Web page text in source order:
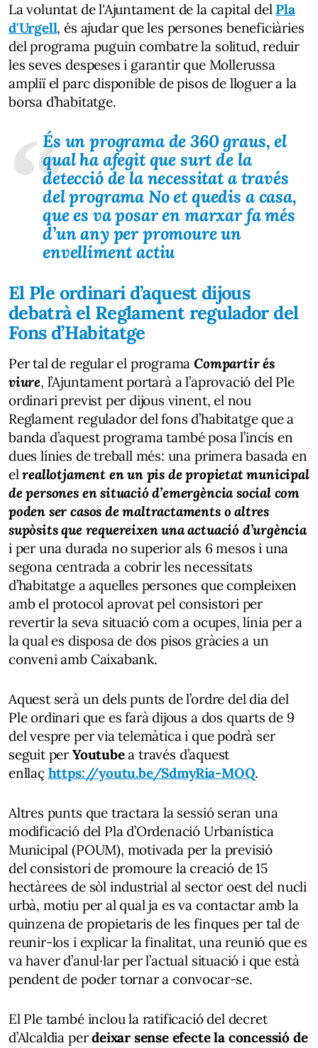
La voluntat de l'Ajuntament de la capital del Pla
d'Urgell, és ajudar que les persones beneficiàries
del programa puguin combatre la solitud, reduir
les seves despeses i garantir que Mollerussa
ampliï el parc disponible de pisos de lloguer a la
borsa d’habitatge.
És un programa de 360 graus, el
qual ha afegit que surt de la
detecció de la necessitat a través
del programaNo et quedis a casa,
que es va posar en marxar fa més
d’un any per promoure un
envelliment actiu
El Ple ordinari d’aquest dijous
debatrà el Reglament regulador del
Fons d’Habitatge
Per tal de regular el programaCompartir és
viure, l’Ajuntament portarà a l’aprovació del Ple
ordinari previst per dijous vinent, el nou
Reglament regulador del fons d’habitatge que a
banda d’aquest programa també posa l’incís en
dues línies de treball més: una primera basada en
elreallotjament en un pis de propietat municipal
de persones en situació d’emergència social com
poden ser casos de maltractaments o altres
supòsits que requereixen una actuació d’urgència
i per una durada no superior als 6 mesos i una
segona centrada a cobrir les necessitats
d’habitatge a aquelles persones que compleixen
amb el protocol aprovat pel consistori per
revertir la seva situació com a ocupes, línia per a
la qual es disposa de dos pisos gràcies a un
conveni amb Caixabank.
Aquest serà un dels punts de l’ordre del dia del
Ple ordinari que es farà dijous a dos quarts de 9
del vespre per via telemàtica i que podrà ser
seguit per Youtubea través d’aquest
enllaç https://youtu.be/SdmyRia-MOQ.
Altres punts que tractara la sessió seran una
modificació del Pla d’Ordenació Urbanística
Municipal (POUM), motivada per la previsió
del consistori de promoure la creació de 15
hectàrees de sòl industrial al sector oest del nucli
urbà, motiu per al qual ja es va contactar amb la
quinzena de propietaris de les finques per tal de
reunir-los i explicar la finalitat, una reunió que es
va haver d’anul·lar per l’actual situació i que està
pendent de poder tornar a convocar-se.
El Ple també inclou la ratificació del decret
d’Alcaldia perdeixar sense efecte la concessió de